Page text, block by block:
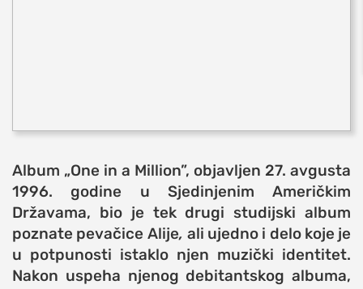
košarka
rukomet
e-sport
ostali sportovi
zabava
muzika
Album „One in a Million”, objavljen 27. avgusta
1996. godine u Sjedinjenim Američkim
Državama, bio je tek drugi studijski album
poznate pevačice Alije, ali ujedno i delo koje je
u potpunosti istaklo njen muzički identitet.
Nakon uspeha njenog debitantskog albuma,